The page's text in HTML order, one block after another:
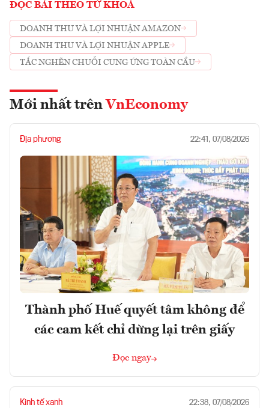
ĐỌC BÀI THEO TỪ KHOÁ
DOANH THU VÀ LỢI NHUẬN AMAZON
DOANH THU VÀ LỢI NHUẬN APPLE
TẮC NGHẼN CHUỖI CUNG ỨNG TOÀN CẦU
Mới nhất trên VnEconomy
Địa phương 22:41, 07/08/2026
Thành phố Huế quyết tâm không để
các cam kết chỉ dừng lại trên giấy
Đọc ngay
Kinh tế xanh 22:38, 07/08/2026